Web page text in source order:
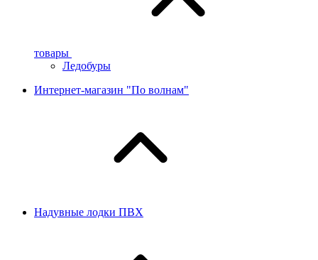
товары
Ледобуры
Интернет-магазин "По волнам"
Надувные лодки ПВХ